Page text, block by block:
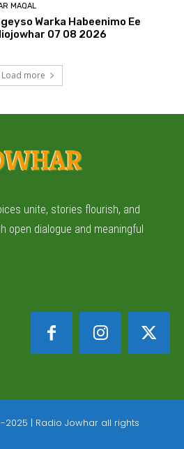
MAQAL
Warka Habeenimo Ee
07 08 2026
Load more
unite, stories flourish, and
open dialogue and meaningful
| Radio Jowhar all rights